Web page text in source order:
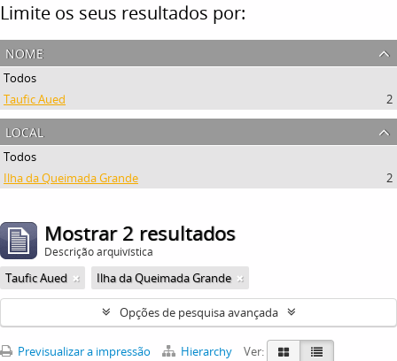
Limite os seus resultados por:
nome
Todos
Taufic Aued
2
local
Todos
Ilha da Queimada Grande
2
Mostrar 2 resultados
Descrição arquivística
Taufic Aued Ilha da Queimada Grande
Opções de pesquisa avançada
Previsualizar a impressão Hierarchy
Ver: